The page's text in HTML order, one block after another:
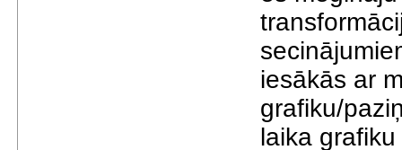
iesākās ar
grafiku/
laika